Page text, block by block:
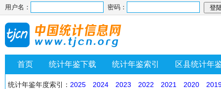
用户名： 密码：
首页 统计年鉴下载 统计年鉴索引 区县统计年
统计年鉴年度索引： 2025 2024 2023 2022 2021 2020